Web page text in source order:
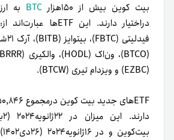
بیت کوین بیش از ۱۵۰هزار
BTC
(EZBC) و ویزدام تیری (BTCW).